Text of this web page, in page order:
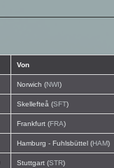
Von
Norwich (NWI)
Skellefteå (SFT)
Frankfurt (FRA)
Hamburg - Fuhlsbüttel (HAM)
Stuttgart (STR)